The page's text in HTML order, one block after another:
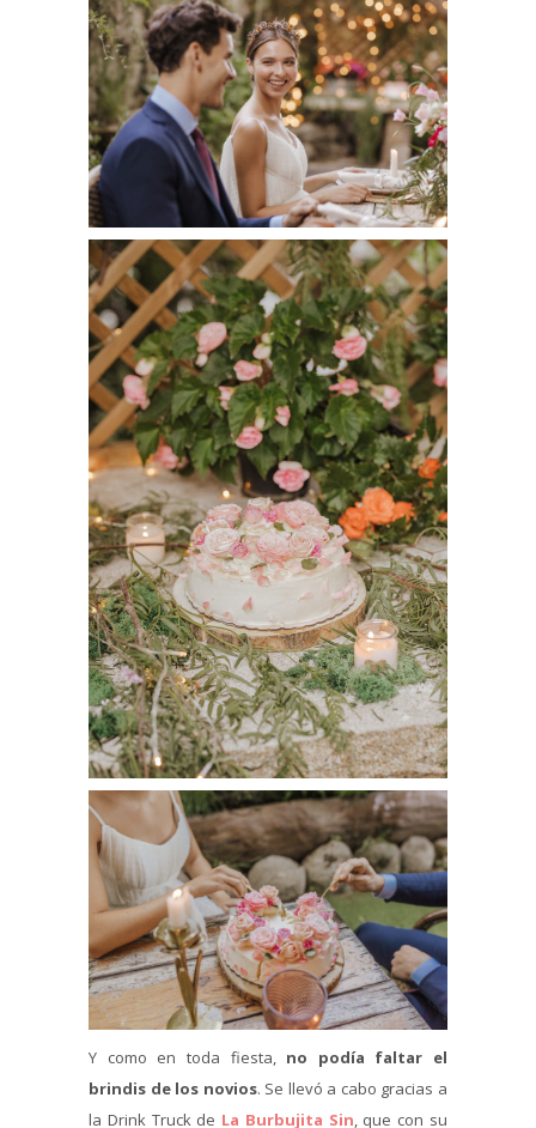
Y como en toda fiesta, no podía faltar el
brindis de los novios. Se llevó a cabo gracias a
la Drink Truck de La Burbujita Sin, que con su